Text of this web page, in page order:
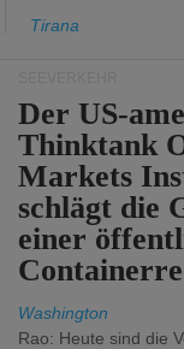
Tirana
Der US-
Thinktank
Markets
schlägt die
einer
Washington
Rao: Heute sind die